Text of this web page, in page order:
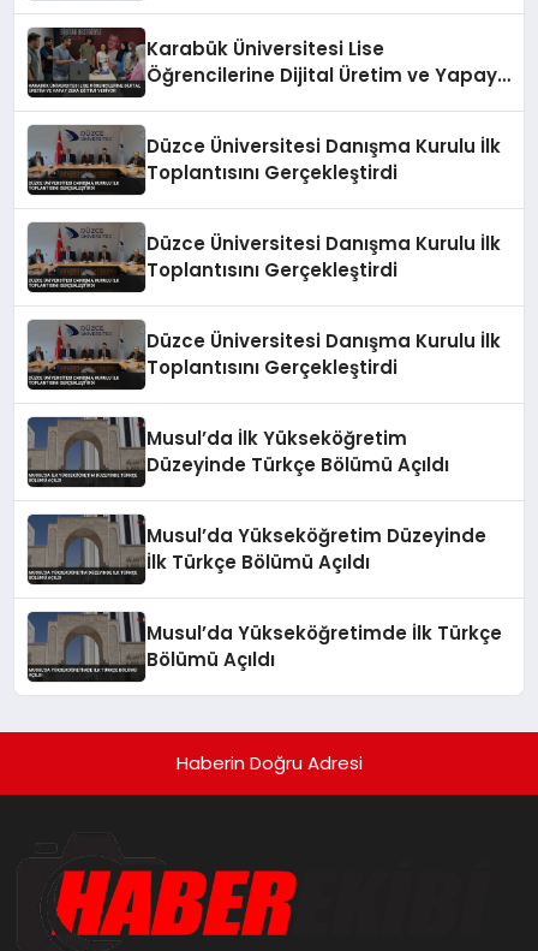
Karabük Üniversitesi Lise
Öğrencilerine Dijital Üretim ve Yapay
Düzce Üniversitesi Danışma Kurulu İlk
Toplantısını Gerçekleştirdi
Düzce Üniversitesi Danışma Kurulu İlk
Toplantısını Gerçekleştirdi
Düzce Üniversitesi Danışma Kurulu İlk
Toplantısını Gerçekleştirdi
Musul’da İlk Yükseköğretim
Düzeyinde Türkçe Bölümü Açıldı
Musul’da Yükseköğretim Düzeyinde
İlk Türkçe Bölümü Açıldı
Musul’da Yükseköğretimde İlk Türkçe
Bölümü Açıldı
Haberin Doğru Adresi